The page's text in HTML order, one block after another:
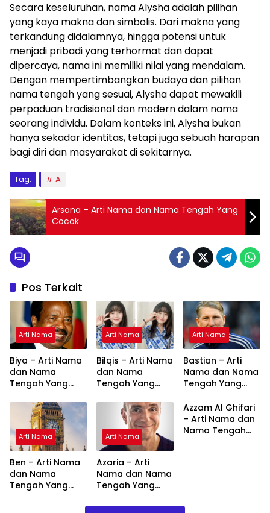
Secara keseluruhan, nama Alysha adalah pilihan
yang kaya makna dan simbolis. Dari makna yang
terkandung didalamnya, hingga potensi untuk
menjadi pribadi yang terhormat dan dapat
dipercaya, nama ini memiliki nilai yang mendalam.
Dengan mempertimbangkan budaya dan pilihan
nama tengah yang sesuai, Alysha dapat mewakili
perpaduan tradisional dan modern dalam nama
seorang individu. Dalam konteks ini, Alysha bukan
hanya sekadar identitas, tetapi juga sebuah harapan
bagi diri dan masyarakat di sekitarnya.
Tag: A
Arsana – Arti Nama dan Nama Tengah Yang
Cocok
Pos Terkait
Arti Nama
Biya – Arti Nama
dan Nama
Tengah Yang
Arti Nama
Bilqis – Arti Nama
dan Nama
Tengah Yang
Arti Nama
Bastian – Arti
Nama dan Nama
Tengah Yang
Arti Nama
Ben – Arti Nama
dan Nama
Tengah Yang
Arti Nama
Azaria – Arti
Nama dan Nama
Tengah Yang
Azzam Al Ghifari
– Arti Nama dan
Nama Tengah